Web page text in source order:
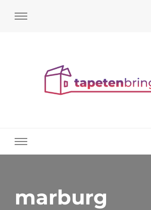
marburg